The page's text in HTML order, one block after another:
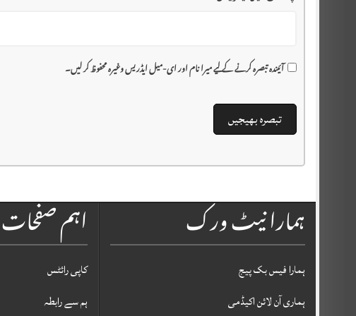
آئیندہ تبصرہ کرنے کے لیے میرا نام اور ای-میل ایڈریس وغیرہ محفوظ کر لیں۔
اہم صفحات
کاپی رائٹس
ہم سے رابطہ
ہمارا نیٹ ورک
ہمارا فیس بک پیج
ہماری آن لائن اکیڈمی